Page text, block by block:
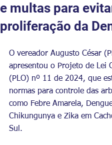
e multas para
proliferação da
O vereador Augusto César
apresentou o Projeto de Lei
(PLO) nº 11 de 2024, que
normas para controle das
como Febre Amarela,
Chikungunya e Zika em
Sul.